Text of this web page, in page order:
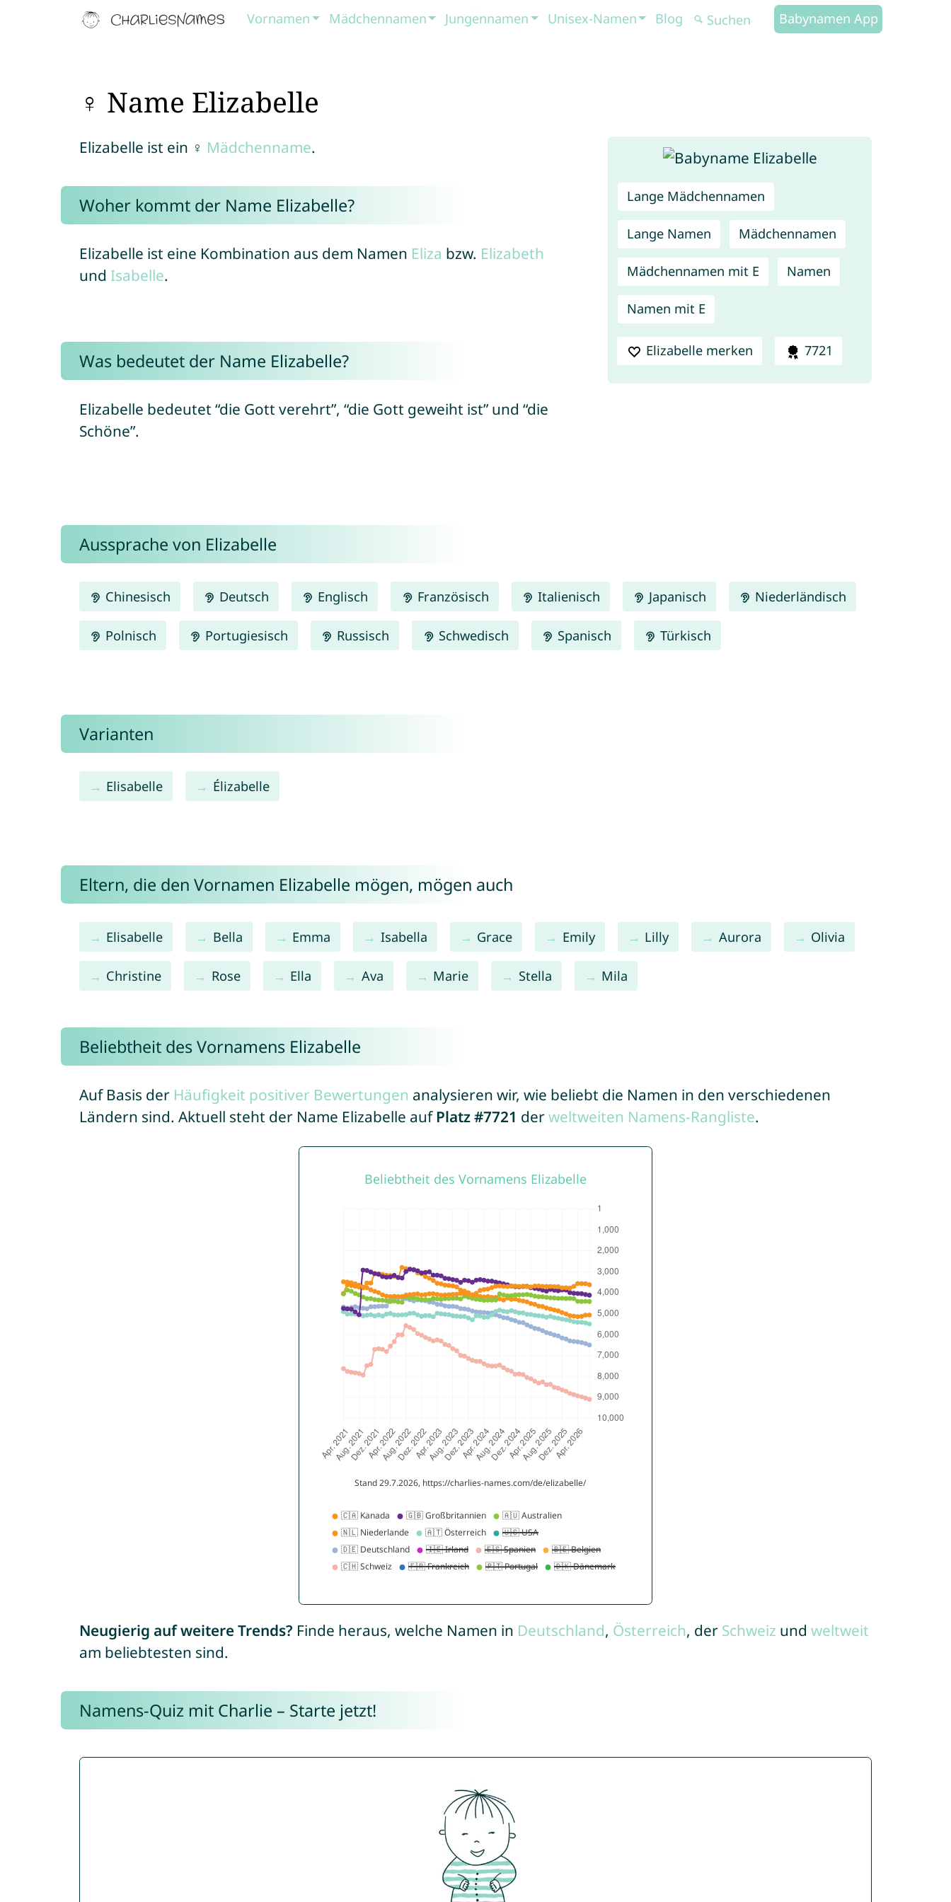
Vornamen Mädchennamen Jungennamen Unisex-Namen Blog Babynamen App
♀ Name Elizabelle
Lange Mädchennamen
Lange Namen Mädchennamen
Mädchennamen mit E Namen
Namen mit E
Elizabelle merken 7721
Elizabelle ist ein ♀ Mädchenname.
Woher kommt der Name Elizabelle?
Elizabelle ist eine Kombination aus dem Namen Eliza bzw. Elizabeth
und Isabelle.
Was bedeutet der Name Elizabelle?
Elizabelle bedeutet “die Gott verehrt”, “die Gott geweiht ist” und “die
Schöne”.
Aussprache von Elizabelle
Chinesisch Deutsch Englisch Französisch Italienisch Japanisch Niederländisch
Polnisch Portugiesisch Russisch Schwedisch Spanisch Türkisch
Varianten
Elisabelle Élizabelle
Eltern, die den Vornamen Elizabelle mögen, mögen auch
Elisabelle Bella Emma Isabella Grace Emily Lilly Aurora Olivia
Christine Rose Ella Ava Marie Stella Mila
Beliebtheit des Vornamens Elizabelle
Auf Basis der Häufigkeit positiver Bewertungen analysieren wir, wie beliebt die Namen in den verschiedenen
Ländern sind. Aktuell steht der Name Elizabelle auf Platz #7721 derweltweiten Namens-Rangliste.
Neugierig auf weitere Trends? Finde heraus, welche Namen in Deutschland, Österreich, der Schweiz und weltweit
am beliebtesten sind.
Namens-Quiz mit Charlie – Starte jetzt!